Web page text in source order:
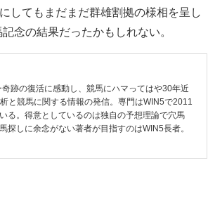
してもまだまだ群雄割拠の様相を呈し
念の結果だったかもしれない。
跡の復活に感動し、競馬にハマってはや30年近
と競馬に関する情報の発信。専門はWIN5で2011
る。得意としているのは独自の予想理論で穴馬
探しに余念がない著者が目指すのはWIN5長者。